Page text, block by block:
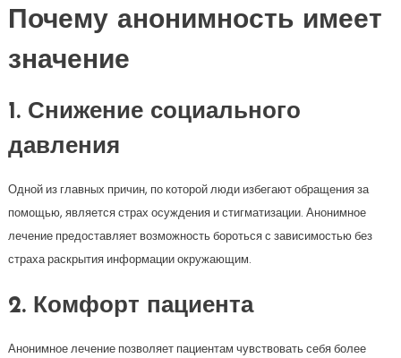
Почему анонимность имеет
значение
1. Снижение социального
давления
Одной из главных причин, по которой люди избегают обращения за
помощью, является страх осуждения и стигматизации. Анонимное
лечение предоставляет возможность бороться с зависимостью без
страха раскрытия информации окружающим.
2. Комфорт пациента
Анонимное лечение позволяет пациентам чувствовать себя более